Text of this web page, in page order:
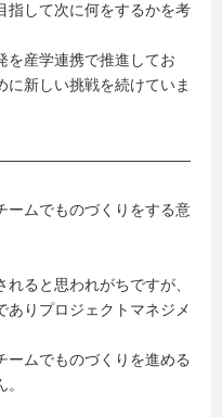
指して次に何をするかを考
を産学連携で推進してお
に新しい挑戦を続けていま
ームでものづくりをする意
ると思われがちですが、
ありプロジェクトマネジメ
ームでものづくりを進める